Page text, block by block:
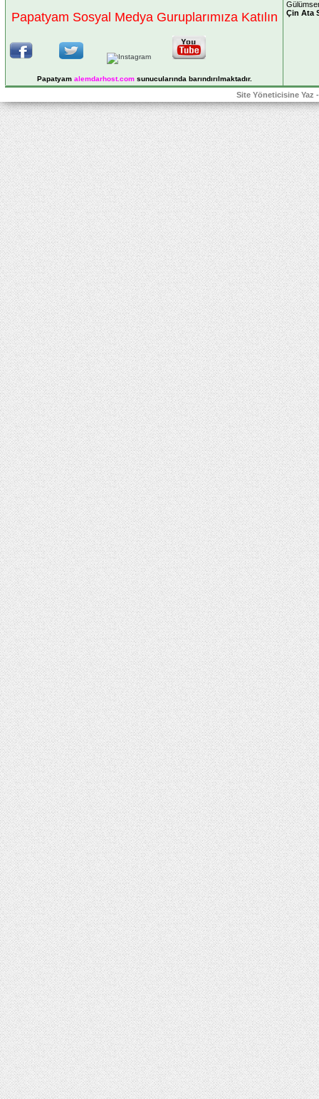
Papatyam Sosyal Medya Guruplarımıza Katılın
Papatyam alemdarhost.comsunucularında barındırılmaktadır.
Çin Ata
Site Yöneticisine Yaz